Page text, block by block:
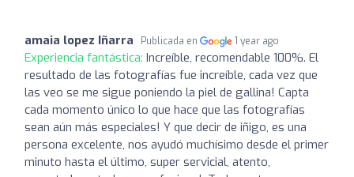
amaia lopez Iñarra Publicada en 1 year ago
Experiencia fantástica: Increíble, recomendable 100%. El
resultado de las fotografías fue increíble, cada vez que
las veo se me sigue poniendo la piel de gallina! Capta
cada momento único lo que hace que las fotografías
sean aún más especiales! Y que decir de iñigo, es una
persona excelente, nos ayudó muchísimo desde el primer
minuto hasta el último, super servicial, atento,